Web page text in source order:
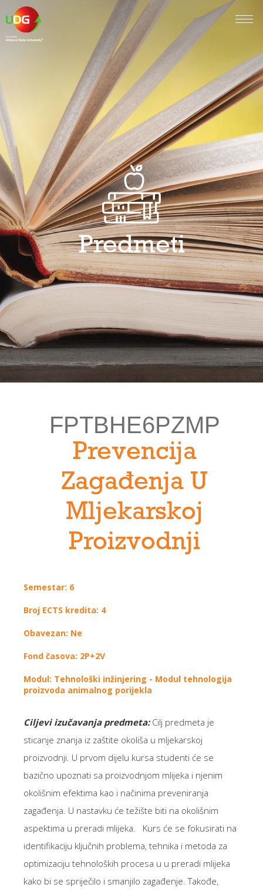
Predmeti
FPTBHE6PZMP
Prevencija
Zagađenja U
Mljekarskoj
Proizvodnji
Semestar: 6
Broj ECTS kredita: 4
Obavezan: Ne
Fond časova: 2P+2V
Modul: Tehnološki inžinjering - Modul tehnologija
proizvoda animalnog porijekla
Ciljevi izučavanja predmeta:Cilj predmeta je
sticanje znanja iz zaštite okoliša u mljekarskoj
proizvodnji. U prvom dijelu kursa studenti će se
bazično upoznati sa proizvodnjom mlijeka i njenim
okolišnim efektima kao i načinima preveniranja
zagađenja. U nastavku će težište biti na okolišnim
aspektima u preradi mlijeka. Kurs će se fokusirati na
identifikaciju ključnih problema, tehnika i metoda za
optimizaciju tehnoloških procesa u u preradi mlijeka
kako bi se spriječilo i smanjilo zagađenje. Takođe,